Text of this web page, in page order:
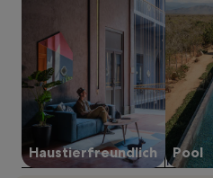
von
2 Erwachsenen
gefunden
wurde.
Preise
und
Verfügbarkeiten
können
sich
Haustier­freundlich Pool